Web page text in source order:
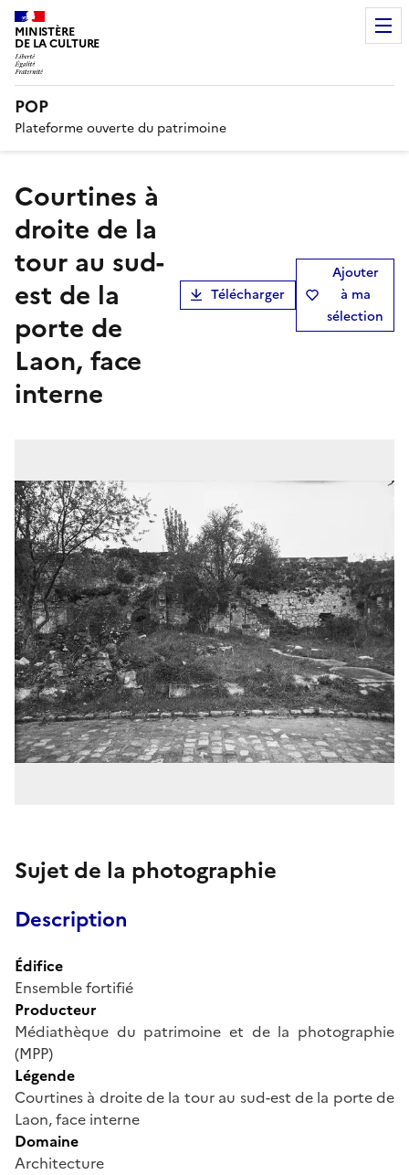
MINISTÈRE
DE LA CULTURE
POP
Plateforme ouverte du patrimoine
Courtines à
droite de la
tour au sud-
est de la
porte de
Laon, face
interne
Télécharger
Ajouter
à ma
sélection
Sujet de la photographie
Description
Édifice
Ensemble fortifié
Producteur
Médiathèque du patrimoine et de la photographie
(MPP)
Légende
Courtines à droite de la tour au sud-est de la porte de
Laon, face interne
Domaine
Architecture